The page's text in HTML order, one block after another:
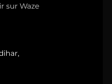
sur Waze